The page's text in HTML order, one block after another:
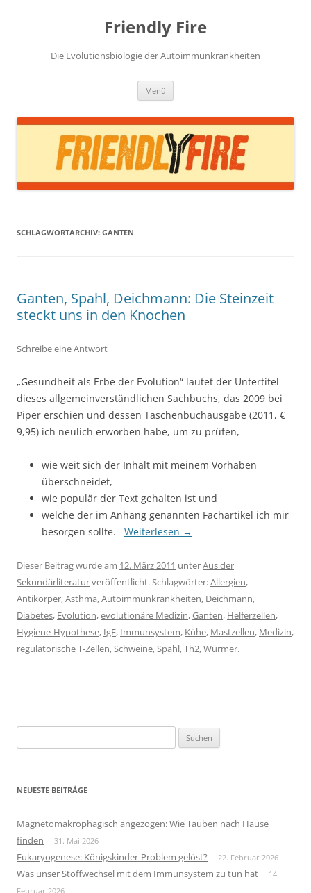
Friendly Fire
Die Evolutionsbiologie der Autoimmunkrankheiten
Menü
SCHLAGWORTARCHIV: GANTEN
Ganten, Spahl, Deichmann: Die Steinzeit
steckt uns in den Knochen
Schreibe eine Antwort
„Gesundheit als Erbe der Evolution“ lautet der Untertitel
dieses allgemeinverständlichen Sachbuchs, das 2009 bei
Piper erschien und dessen Taschenbuchausgabe (2011, €
9,95) ich neulich erworben habe, um zu prüfen,
wie weit sich der Inhalt mit meinem Vorhaben
überschneidet,
wie populär der Text gehalten ist und
welche der im Anhang genannten Fachartikel ich mir
besorgen sollte. Weiterlesen →
Dieser Beitrag wurde am 12. März 2011 unterAus der
Sekundärliteraturveröffentlicht. Schlagwörter:Allergien,
Antikörper,Asthma,Autoimmunkrankheiten, Deichmann,
Diabetes, Evolution,evolutionäre Medizin,Ganten, Helferzellen,
Hygiene-Hypothese, IgE, Immunsystem, Kühe, Mastzellen, Medizin,
regulatorische T-Zellen,Schweine,Spahl,Th2,Würmer.
nach:
NEUESTE BEITRÄGE
Magnetomakrophagisch angezogen: Wie Tauben nach Hause
finden
31. Mai 2026
Eukaryogenese: Königskinder-Problem gelöst? 22. Februar 2026
Was unser Stoffwechsel mit dem Immunsystem zu tun hat
14.
Februar 2026